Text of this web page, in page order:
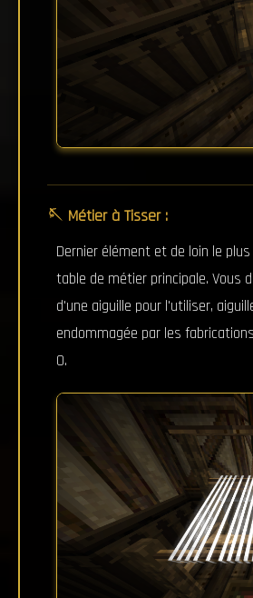
🪡 Métier à Tisser :
Dernier élément et de loin le
table de métier principale. Vous
d'une aiguille pour l'utiliser,
endommagée par les
0.